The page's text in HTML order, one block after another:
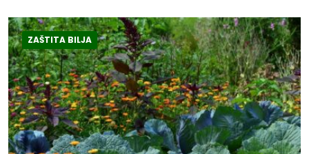
ZAŠTITA BILJA